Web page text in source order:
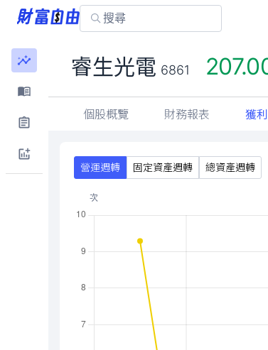
睿生光電 6861
個股概覽 財務報表 獲
營運週轉 固定資產週轉 總資產週轉